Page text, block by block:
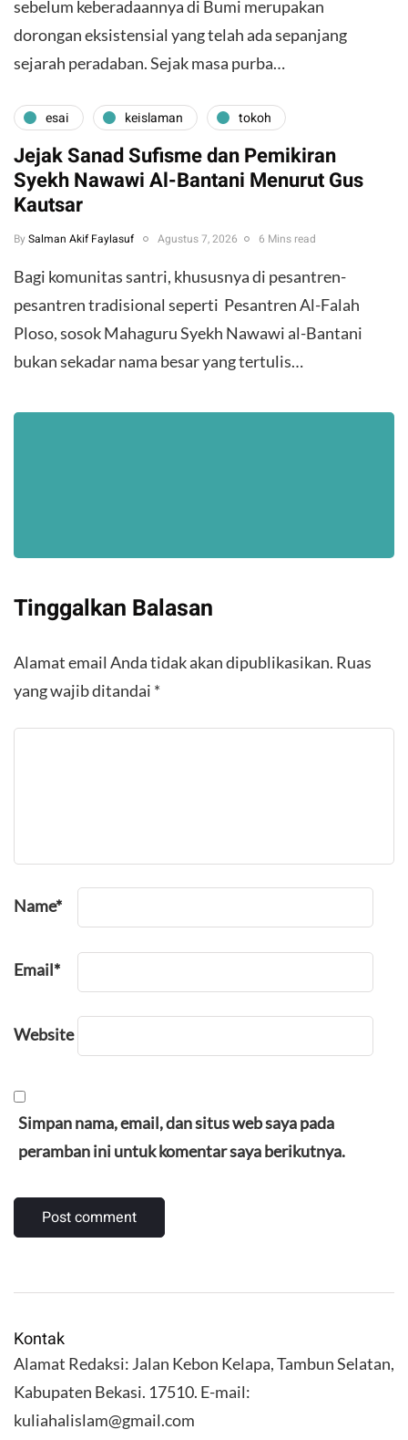
sebelum keberadaannya di Bumi merupakan
dorongan eksistensial yang telah ada sepanjang
sejarah peradaban. Sejak masa purba…
esai keislaman tokoh
Jejak Sanad Sufisme dan Pemikiran
Syekh Nawawi Al-Bantani Menurut Gus
Kautsar
By Salman Akif Faylasuf Agustus 7, 2026 6 Mins read
Bagi komunitas santri, khususnya di pesantren-
pesantren tradisional seperti Pesantren Al-Falah
Ploso, sosok Mahaguru Syekh Nawawi al-Bantani
bukan sekadar nama besar yang tertulis…
Tinggalkan Balasan
Alamat email Anda tidak akan dipublikasikan. Ruas
yang wajib ditandai *
Name*
Email*
Website
Simpan nama, email, dan situs web saya pada
peramban ini untuk komentar saya berikutnya.
Kontak
Alamat Redaksi: Jalan Kebon Kelapa, Tambun Selatan,
Kabupaten Bekasi. 17510. E-mail:
kuliahalislam@gmail.com